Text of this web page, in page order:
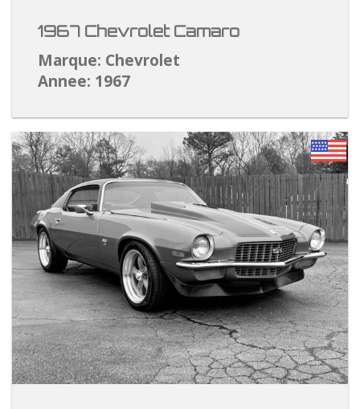
1967 Chevrolet Camaro
Marque: Chevrolet
Annee: 1967